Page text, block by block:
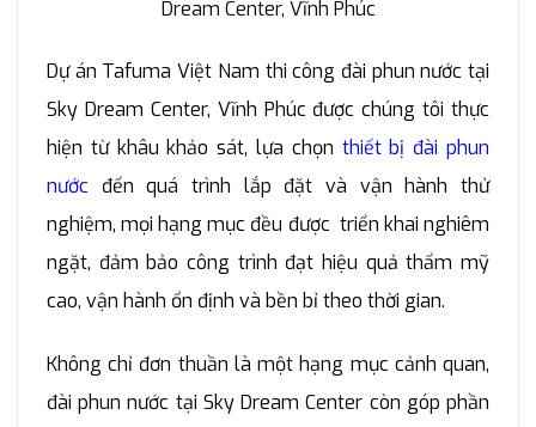
Dự án Tafuma Việt Nam thi công đài phun nước tại
Sky Dream Center, Vĩnh Phúc được chúng tôi thực
hiện từ khâu khảo sát, lựa chọn thiết bị đài phun
nước đến quá trình lắp đặt và vận hành thử
nghiệm, mọi hạng mục đều được triển khai nghiêm
ngặt, đảm bảo công trình đạt hiệu quả thẩm mỹ
cao, vận hành ổn định và bền bỉ theo thời gian.
Không chỉ đơn thuần là một hạng mục cảnh quan,
đài phun nước tại Sky Dream Center còn góp phần